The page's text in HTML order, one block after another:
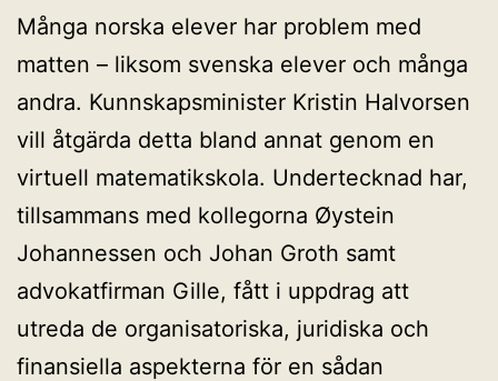
Många norska elever har problem med
matten – liksom svenska elever och många
andra. Kunnskapsminister Kristin Halvorsen
vill åtgärda detta bland annat genom en
virtuell matematikskola. Undertecknad har,
tillsammans med kollegorna Øystein
Johannessen och Johan Groth samt
advokatfirman Gille, fått i uppdrag att
utreda de organisatoriska, juridiska och
finansiella aspekterna för en sådan